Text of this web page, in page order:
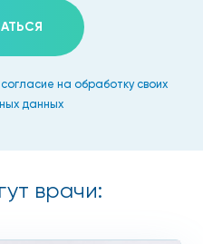
согласие на обработку своих
данных
врачи: